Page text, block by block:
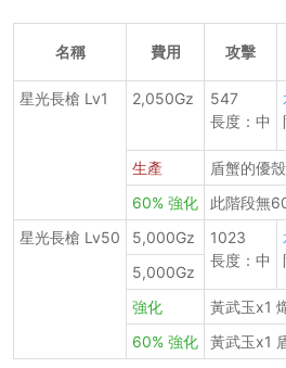
名稱 費用 攻擊
星光長槍 Lv1
2,050Gz
547
長度：中
生產
盾蟹的優
60% 強化
此階段無
星光長槍 Lv50
5,000Gz
1023
長度：中
5,000Gz
強化
黃武玉x1
60% 強化
黃武玉x1